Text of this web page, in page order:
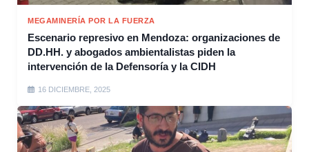
MEGAMINERÍA POR LA FUERZA
Escenario represivo en Mendoza: organizaciones de
DD.HH. y abogados ambientalistas piden la
intervención de la Defensoría y la CIDH
16 DICIEMBRE, 2025